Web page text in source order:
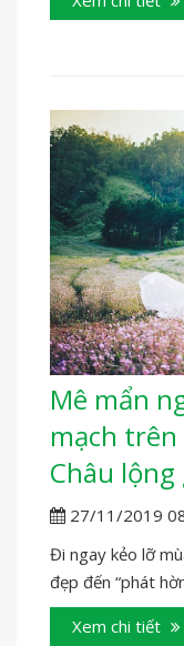
Mê mẩn
mạch trên
Châu lộng
27/11/2019
Đi ngay kẻo lỡ
đẹp đến “phát
Xem chi tiết